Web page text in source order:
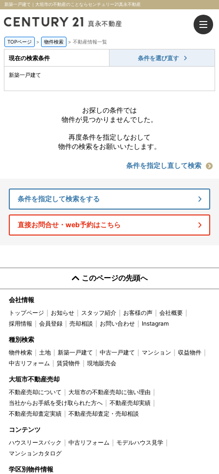
新築一戸建て｜大垣市の不動産のことならセンチュリー21真永不動産
TOPページ > 物件検索 > 不動産情報一覧
現在の検索条件 条件を選び直す
新築一戸建て
お探しの条件では
物件が見つかりませんでした。
再度条件を指定しなおして
物件の検索をお願いいたします。
条件を指定し直して検索
条件を指定して検索をする
直接お問合せ・web予約はこちら
このページの先頭へ
会社情報
トップページ お知らせ スタッフ紹介 お客様の声
会社概要
採用情報
会員登録 売却相談 お問い合わせ Instagram
種別検索
物件検索 土地 新築一戸建て 中古一戸建て マンション
収益物件
中古リフォーム
賃貸物件 現地販売会
大垣市不動産売却
不動産売却について
大垣市の不動産売却に強い理由
当社からお手紙を受け取られた方へ
不動産売却実績
不動産売却査定実績
不動産売却査定・売却相談
コンテンツ
ハウスリースバック 中古リフォーム
モデルハウス見学
マンションカタログ
学区別物件情報